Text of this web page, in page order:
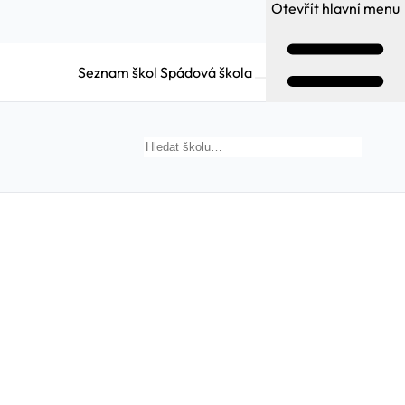
Seznam škol Spádová škola
Otevřít hlavní menu